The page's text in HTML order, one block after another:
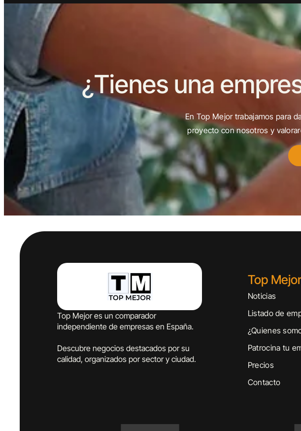
¿Tienes una
En Top Mejor trabajamos para
proyecto con nosotros y
Top Mejor es un comparador
independiente de empresas en España.
Descubre negocios destacados por su
calidad, organizados por sector y ciudad.
Top
Noticias
Listado de
¿Quienes
Patrocina tu
Precios
Contacto